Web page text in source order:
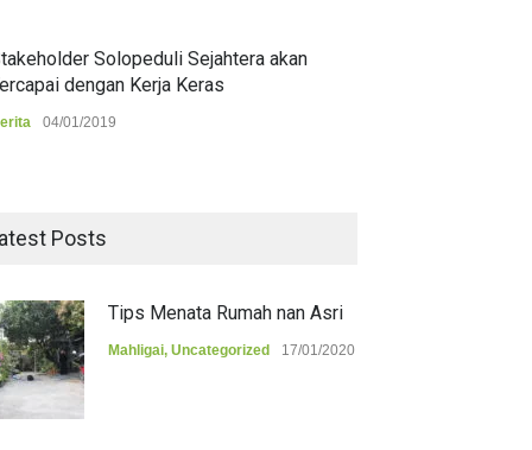
Solopeduli Sejahtera akan
dengan Kerja Keras
04/01/2019
Posts
Tips Menata Rumah nan Asri
Mahligai, Uncategorized 17/01/2020